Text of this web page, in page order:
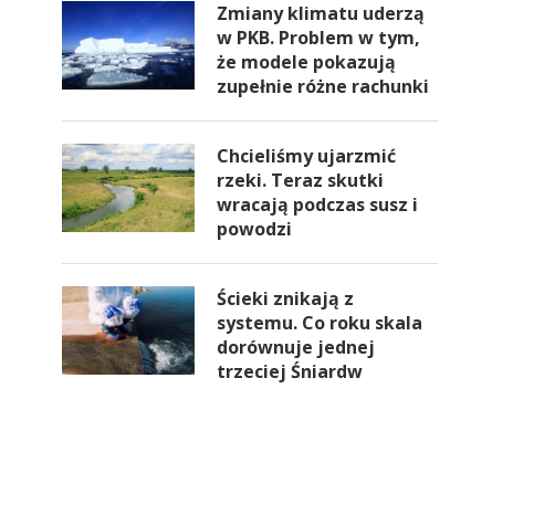
Zmiany klimatu uderzą
w PKB. Problem w tym,
że modele pokazują
zupełnie różne rachunki
Chcieliśmy ujarzmić
rzeki. Teraz skutki
wracają podczas susz i
powodzi
Ścieki znikają z
systemu. Co roku skala
dorównuje jednej
trzeciej Śniardw